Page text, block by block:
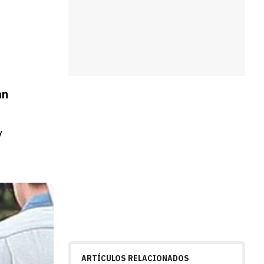
ARTÍCULOS RELACIONADOS